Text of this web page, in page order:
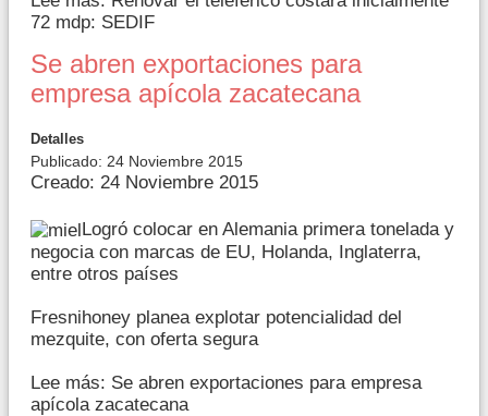
72 mdp: SEDIF
Se abren exportaciones para
empresa apícola zacatecana
Detalles
Publicado: 24 Noviembre 2015
Creado: 24 Noviembre 2015
Logró colocar en Alemania primera tonelada y
negocia con marcas de EU, Holanda, Inglaterra,
entre otros países
Fresnihoney planea explotar potencialidad del
mezquite, con oferta segura
Lee más: Se abren exportaciones para empresa
apícola zacatecana